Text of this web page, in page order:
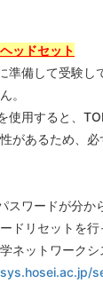
ッドセット
準備して受験し
。
使用すると、
があるため、必
ワードが分か
ドリセットを行
ットワークシ